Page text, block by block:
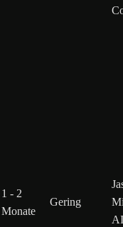
1 - 2
Monate
Gering